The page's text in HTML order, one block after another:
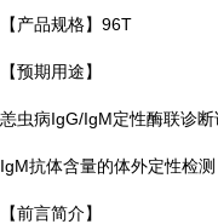
【产品规格】96T
【预期用途】
恙虫病IgG/IgM定性酶联诊
IgM抗体含量的体外定性检测
【前言简介】